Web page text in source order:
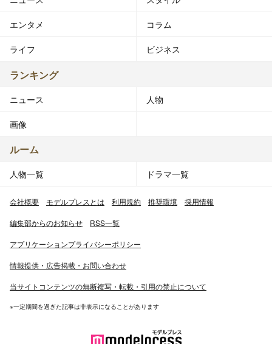
エンタメ コラム
ライフ ビジネス
ランキング
ニュース 人物
画像
ルーム
人物一覧 ドラマ一覧
会社概要 モデルプレスとは 利用規約 推奨環境 採用情報
編集部からのお知らせ RSS一覧
アプリケーションプライバシーポリシー
情報提供・広告掲載・お問い合わせ
当サイトコンテンツの無断複写・転載・引用の禁止について
※一定期間を過ぎた記事は非表示になることがあります